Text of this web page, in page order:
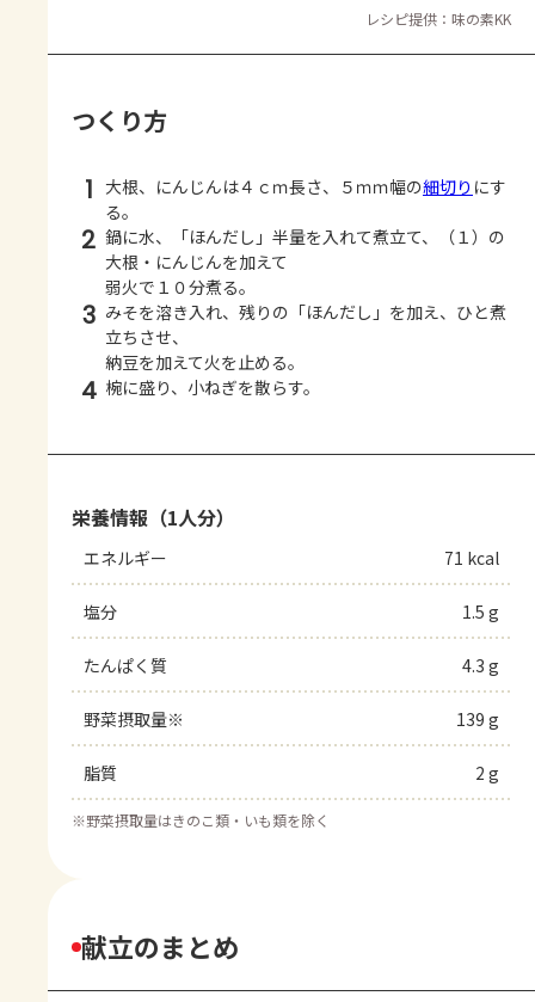
レシピ提供：味の素KK
つくり方
1 大根、にんじんは４ｃｍ長さ、５ｍｍ幅の細切り にす
る。
2 鍋に水、「ほんだし」半量を入れて煮立て、（１）の
大根・にんじんを加えて
弱火で１０分煮る。
3 みそを溶き入れ、残りの「ほんだし」を加え、ひと煮
立ちさせ、
納豆を加えて火を止める。
4 椀に盛り、小ねぎを散らす。
栄養情報（1人分）
エネルギー 71 kcal
塩分 1.5 g
たんぱく質 4.3 g
野菜摂取量※ 139 g
脂質 2 g
※野菜摂取量はきのこ類・いも類を除く
献立のまとめ